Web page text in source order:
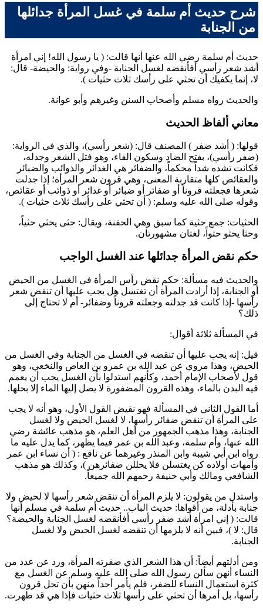
شرح حديث أم سلمة في غسل المرأة جدائلها
من الجنابة
حديث أم سلمة رضي الله عنها أنها قالت: ( يا رسول الله! إني امرأة
أشد شعر رأسي أفأنقضه لغسل الجنابة -وفي رواية: والحيضة- قال:
لا، إنما يكفيك أن تحثي على رأسك ثلاث حثيات ).
والحديث رواه مسلم وأصحاب السنن وغيرهم و أبو عوانة.
معاني ألفاظ الحديث
قولها: ( أشد ضفر ) المصنف قال: (شعر رأسي)، والذي في الرواية:
(ضفر رأسي)، بفتح الضاد وسكون الفاء، وهو فتل الشعر وجدله،
فكانت تشده شداً محكماً، والضفائر هي الغدائر والذوائب والضبائر
والعقائص كلها متقاربة المعنى، وهي قرون شعر المرأة؛ إذا جدلت
شعرها فجعلته قروناً أو ضفائر أو ضبائر أو غدائر أو ذوائب أو عقائص،
وقوله صلى الله عليه وسلم: ( أن تحثي على رأسك ثلاث حثيات ).
الحثيات: جمع حثية كما سبق وهي الحفنة، ويقال: حثى يحثي حثياً،
وحثا يحثو حثواً، لغتان مشهورتان.
حكم نقض المرأة جدائلها عند الغسل الواجب
والحديث فيه مسألة: حكم نقض رأس المرأة في الغسل من الحيض
أو الجنابة، إذا أرادت المرأة أن تغتسل هل يجب عليها أن تنقض شعر
رأسها -إذا كانت قد جدلته وجعلته قروناً وضفائر- أم لا تحتاج إلى
ذلك؟
في المسألة ثلاثة أقوال:
قيل: إنه يجب عليها أن تنقضه في الغسل من الجنابة وفي الغسل من
الحيض، وهذا مروي عن عبد الله بن عمرو بن العاص و النخعي، وهو
قول لأصحاب الإمام أحمد، وكأنهم استدلوا بأن الغسل يجب أن يعمم
فيه البدن بالماء، وهذه القرون المضفورة لا يصل إليها الماء إلا بحلها.
أما القول الثاني في المسألة فهو نقيض القول الأول، وهو أنه لا يجب
على المرأة أن تنقض ضفائر رأسها، لا لغسل الحيض ولا لغسل
الجنابة، وهذا مذهب الجمهور من أهل العلم، هو مذهب عائشة رضي
الله عنها، و أم سلمة، وعبد الله بن عمر فيما يظهر، كما يدل عليه ما
رواه ابن أبي شيبة و ابن المنذر وغيرهما عن نافع : ( أن نساء ابن عمر
وأمهات أولاده كن يغتسلن فلا يحللن ضفائرهن )، وكذلك هو مذهب
الشافعي ومالك و أبي حنيفة رحمهم الله جميعاً.
واستدل من يقولون: لا يلزم المرأة أن تنقض شعر رأسها لا لحيض ولا
جنابة بأدلة، من أقواها: حديث الباب.. حديث أم سلمة في مسلم
أنها
قالت: ( إني امرأة أشد ضفر رأسي أفأنقضه لغسل الجنابة والحيضة؟
قال: لا )، فبين أنه لا يلزمها أن تنقضه لغسل الحيض ولا لغسل
الجنابة.
ومن أدلتهم أيضاً: أن هذا الشعر الذي ضفرته المرأة، ورد عن عدد من
النساء أنهن سألن رسول الله صلى الله عليه وسلم عن الغسل مع
كثرة استعمال النساء للضفر، فلم يأمر أحداً منهن بأن تحل قرون
رأسها، بل أمرها أن تحثي على رأسها ثلاث حثيات فإذا هي قد طهرت.